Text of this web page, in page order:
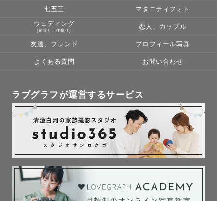
七五三 マタニティフォト
ウェディング
(前撮り、後撮り)
恋人、カップル
友達、フレンド プロフィール写真
よくある質問 お問い合わせ
ラブグラフが運営するサービス